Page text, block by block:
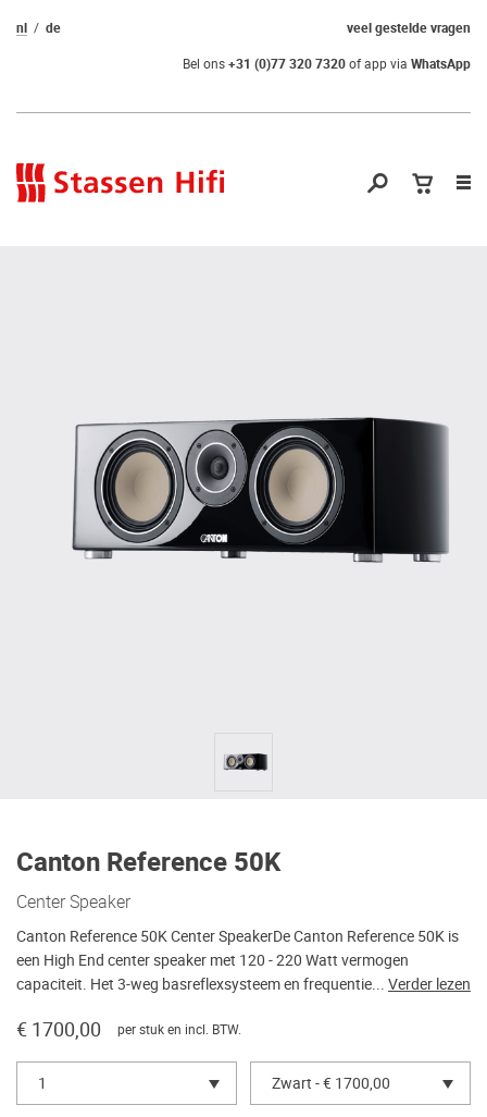
veel gestelde vragen
nl de
Bel ons+31 (0)77 320 7320of app via WhatsApp
Canton Reference 50K
Center Speaker
Canton Reference 50K Center SpeakerDe Canton Reference 50K is
een High End center speaker met 120 - 220 Watt vermogen
capaciteit. Het 3-weg basreflexsysteem en frequentie... Verder lezen
€ 1700,00 per stuk en incl. BTW.
1 Zwart - € 1700,00